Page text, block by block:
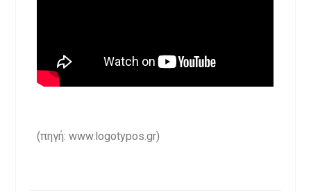
(πηγή: www.logotypos.gr)